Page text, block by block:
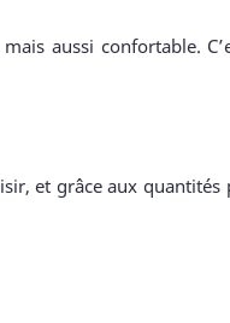
aussi confortable.
et grâce aux quantités